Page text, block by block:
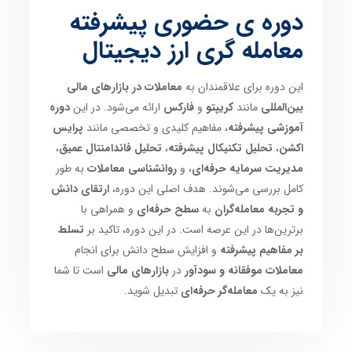
دوره ی حضوری پیشرفته
معامله گری ارز دیجیتال
این دوره برای علاقمندان به معاملات در بازارهای مالی
بین‌المللی مانندکریپتو وفارکس ارائه می‌شود. در ایندوره
آموزشی پیشرفته، مفاهیم کلیدی و تخصصی مانند پرایس
اکشن، تحلیل تکنیکال پیشرفته، تحلیل فاندامنتال عمیق،
مدیریت سرمایه حرفه‌ای، وروانشناسی معاملات به طور
کامل بررسی می‌شوند. هدف اصلی این دوره،ارتقای دانش
و تجربه معامله‌گران بهسطح حرفه‌ای و همراهی با
برترین‌ها در این عرصه است. در این دوره، تاکید بر تسلط
بر مفاهیم پیشرفته و افزایش سطح دانش برای انجام
معاملات موفقانه و سودآور دربازارهای مالی است تا شما
نیز به یک معامله‌گر حرفه‌ای تبدیل شوید.